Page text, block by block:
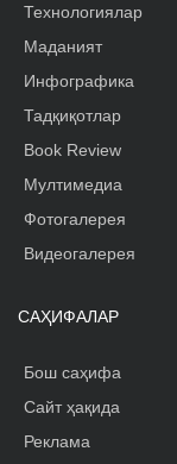
Технологиялар
Маданият
Инфографика
Тадқиқотлар
Book Review
Мултимедиа
Фотогалерея
Видеогалерея
САҲИФАЛАР
Бош саҳифа
Сайт ҳақида
Реклама